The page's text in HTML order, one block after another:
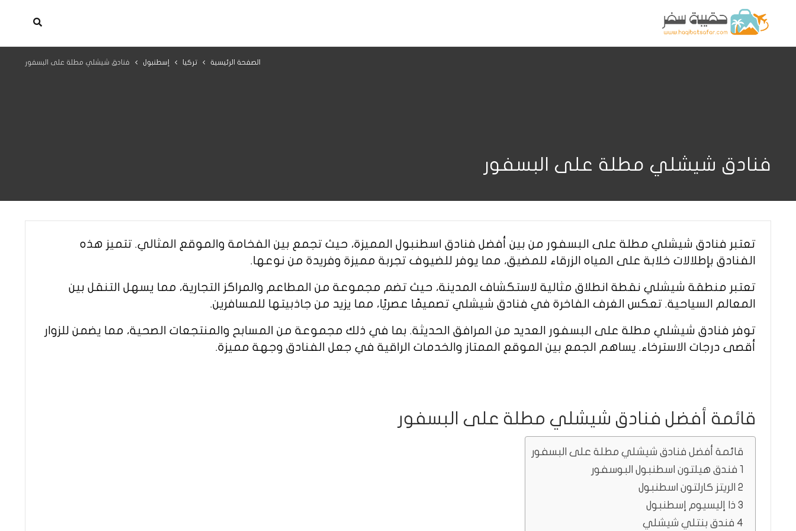
الصفحة الرئيسية تركيا إسطنبول فنادق شيشلي مطلة على البسفور
فنادق شيشلي مطلة على البسفور
تعتبر فنادق شيشلي مطلة على البسفور من بين أفضل فنادق اسطنبول المميزة، حيث تجمع بين الفخامة والموقع المثالي. تتميز هذه
الفنادق بإطلالات خلابة على المياه الزرقاء للمضيق، مما يوفر للضيوف تجربة مميزة وفريدة من نوعها.
تعتبر منطقة شيشلي نقطة انطلاق مثالية لاستكشاف المدينة، حيث تضم مجموعة من المطاعم والمراكز التجارية، مما يسهل التنقل بين
المعالم السياحية. تعكس الغرف الفاخرة في فنادق شيشلي تصميمًا عصريًا، مما يزيد من جاذبيتها للمسافرين.
توفر فنادق شيشلي مطلة على البسفور العديد من المرافق الحديثة. بما في ذلك مجموعة من المسابح والمنتجعات الصحية، مما يضمن للزوار
أقصى درجات الاسترخاء. يساهم الجمع بين الموقع الممتاز والخدمات الراقية في جعل الفنادق وجهة مميزة.
قائمة أفضل فنادق شيشلي مطلة على البسفور
قائمة أفضل فنادق شيشلي مطلة على البسفور
1 فندق هيلتون اسطنبول البوسفور
2 الريتز كارلتون اسطنبول
3 ذا إليسيوم إسطنبول
4 فندق بنتلي شيشلي